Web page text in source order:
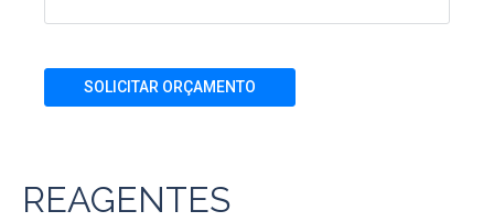
SOLICITAR ORÇAMENTO
REAGENTES